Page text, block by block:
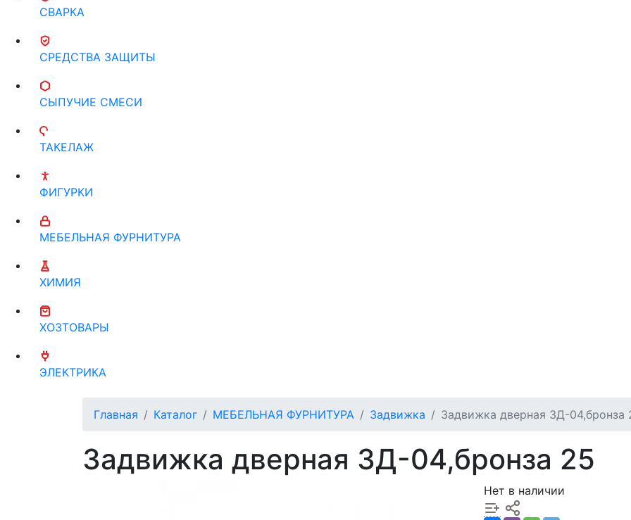
СВАРКА
СРЕДСТВА ЗАЩИТЫ
СЫПУЧИЕ СМЕСИ
ТАКЕЛАЖ
ФИГУРКИ
МЕБЕЛЬНАЯ ФУРНИТУРА
ХИМИЯ
ХОЗТОВАРЫ
ЭЛЕКТРИКА
Главная Каталог МЕБЕЛЬНАЯ ФУРНИТУРА Задвижка Задвижка дверная ЗД-04,бронза
Задвижка дверная ЗД-04,бронза 25
Нет в наличии